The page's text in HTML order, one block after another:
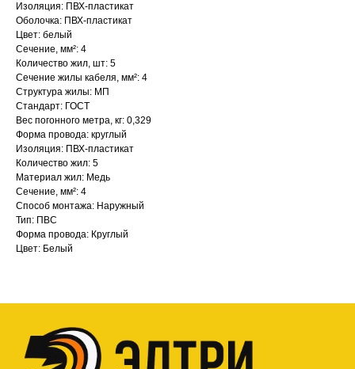
Изоляция: ПВХ-пластикат
Оболочка: ПВХ-пластикат
Цвет: белый
Сечение, мм²: 4
Количество жил, шт: 5
Сечение жилы кабеля, мм²: 4
Структура жилы: МП
Стандарт: ГОСТ
Вес погонного метра, кг: 0,329
Форма провода: круглый
Изоляция: ПВХ-пластикат
Количество жил: 5
Материал жил: Медь
Сечение, мм²: 4
Способ монтажа: Наружный
Тип: ПВС
Форма провода: Круглый
Цвет: Белый